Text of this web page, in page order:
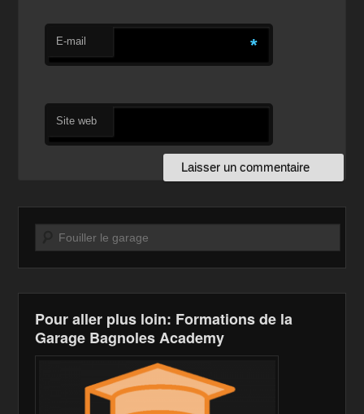
E-mail *
Site web
Recherche
Pour aller plus loin: Formations de la
Garage Bagnoles Academy